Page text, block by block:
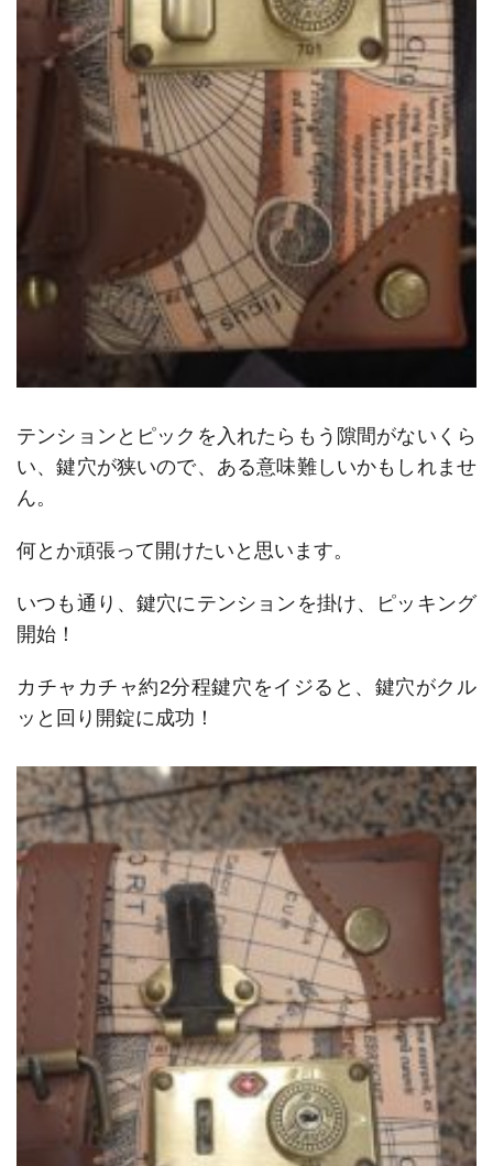
テンションとピックを入れたらもう隙間がないくら
い、鍵穴が狭いので、ある意味難しいかもしれませ
ん。
何とか頑張って開けたいと思います。
いつも通り、鍵穴にテンションを掛け、ピッキング
開始！
カチャカチャ約2分程鍵穴をイジると、鍵穴がクル
ッと回り開錠に成功！